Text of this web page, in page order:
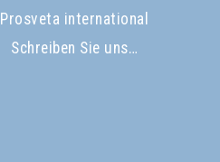
Prosveta international
Schreiben Sie uns…